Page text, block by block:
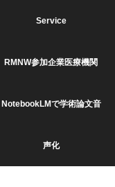
Service
RMNW参加企業医療機関
NotebookLMで学術論文音
声化